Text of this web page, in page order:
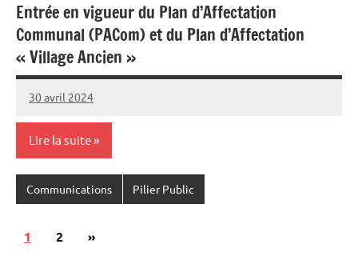
Entrée en vigueur du Plan d’Affectation
Communal (PACom) et du Plan d’Affectation
« Village Ancien »
30 avril 2024
Commune
Lire la suite
Communications Pilier Public
Pagination
1 2
Articles
»